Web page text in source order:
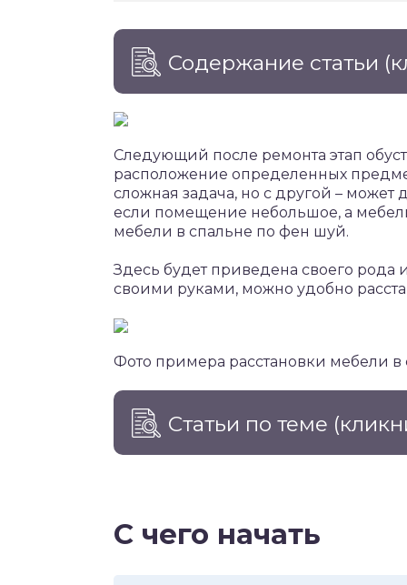
Содержание статьи
Следующий после ремонта этап
расположение определенных
сложная задача, но с другой – может
если помещение небольшое, а
мебели в спальне по фен шуй.
Здесь будет приведена своего рода
своими руками, можно удобно
Фото примера расстановки мебели в
Статьи по теме
С чего начать